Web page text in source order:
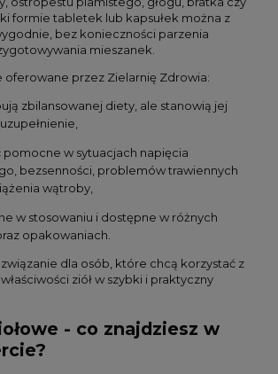
formie tabletek lub kapsułek można z
bez konieczności parzenia
mieszanek.
oferowane przez Zielarnię Zdrowia:
zbilansowanej diety, ale stanowią jej
pomocne w sytuacjach napięcia
bezsenności, problemów trawiennych
wątroby,
w stosowaniu i dostępne w różnych
opakowaniach.
dla osób, które chcą korzystać z
ziół w szybki i praktyczny
- co znajdziesz w